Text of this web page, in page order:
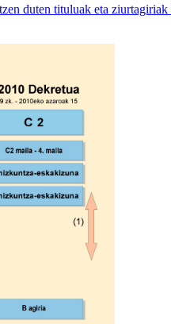
duten tituluak eta